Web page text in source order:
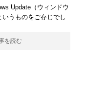
Update（ウィンドウ
いうものをご存じでし
を読む